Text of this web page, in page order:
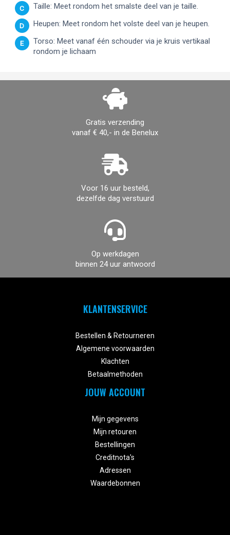
C Taille: Meet rondom het smalste deel van je taille.
D Heupen: Meet rondom het volste deel van je heupen.
E
Torso: Meet vanaf één schouder via je kruis vertikaal
rondom je lichaam
Gratis verzending
vanaf € 40,- in de Benelux
Voor 16 uur besteld,
dezelfde dag verstuurd
Op werkdagen
binnen 24 uur antwoord
KLANTENSERVICE
Bestellen & Retourneren
Algemene voorwaarden
Klachten
Betaalmethoden
JOUW ACCOUNT
Mijn gegevens
Mijn retouren
Bestellingen
Creditnota's
Adressen
Waardebonnen